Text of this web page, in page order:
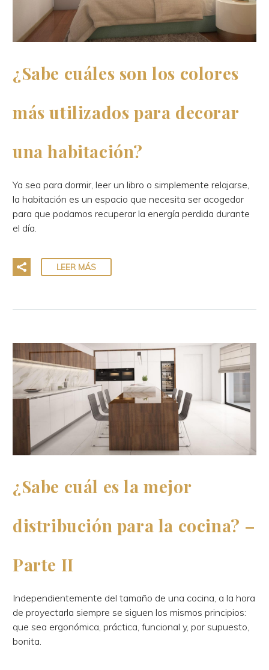
¿Sabe cuáles son los colores
más utilizados para decorar
una habitación?
Ya sea para dormir, leer un libro o simplemente relajarse,
la habitación es un espacio que necesita ser acogedor
para que podamos recuperar la energía perdida durante
el día.
LEER MÁS
¿Sabe cuál es la mejor
distribución para la cocina? –
Parte II
Independientemente del tamaño de una cocina, a la hora
de proyectarla siempre se siguen los mismos principios:
que sea ergonómica, práctica, funcional y, por supuesto,
bonita.